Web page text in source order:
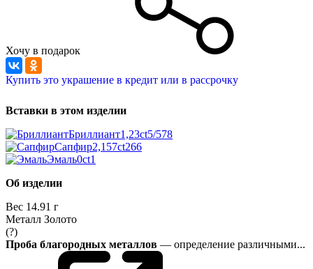
Хочу в подарок
Купить это украшение в кредит или в рассрочку
Вставки в этом изделии
Бриллиант1,23ct5/578
Сапфир2,157ct266
Эмаль0ct1
Об изделии
Вес 14.91 г
Металл Золото
(?)
Проба благородных металлов — определение различными...